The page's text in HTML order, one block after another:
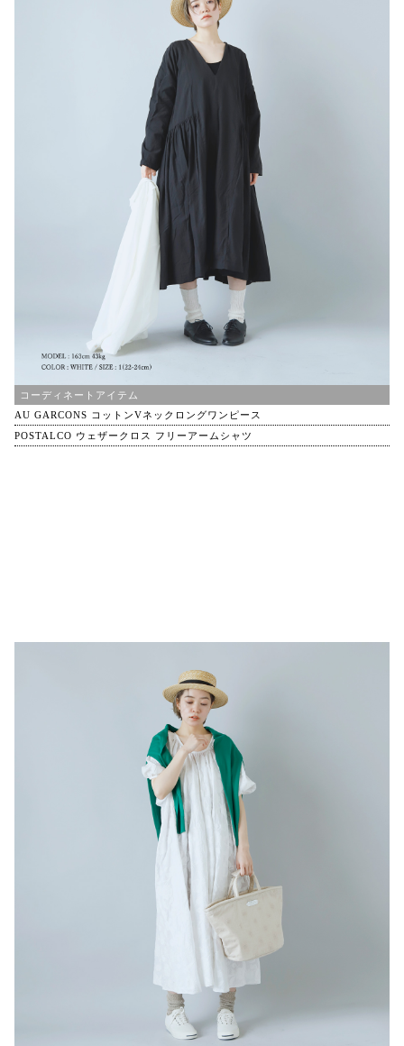
コーディネートアイテム
AU GARCONS コットンVネックロングワンピース
POSTALCO ウェザークロス フリーアームシャツ